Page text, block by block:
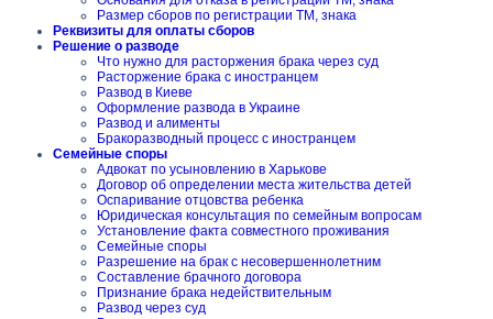
Размер сборов по регистрации ТМ, знака
Реквизиты для оплаты сборов
Решение о разводе
Что нужно для расторжения брака через суд
Расторжение брака с иностранцем
Развод в Киеве
Оформление развода в Украине
Развод и алименты
Бракоразводный процесс с иностранцем
Семейные споры
Адвокат по усыновлению в Харькове
Договор об определении места жительства детей
Оспаривание отцовства ребенка
Юридическая консультация по семейным вопросам
Установление факта совместного проживания
Семейные споры
Разрешение на брак с несовершеннолетним
Составление брачного договора
Признание брака недействительным
Развод через суд